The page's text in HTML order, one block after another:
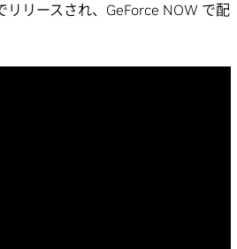
リリースされ、GeForce NOW で配